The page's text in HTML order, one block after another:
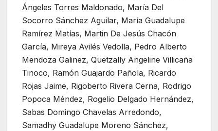
Ángeles Torres Maldonado, María Del
Socorro Sánchez Aguilar, María Guadalupe
Ramírez Matías, Martin De Jesús Chacón
García, Mireya Avilés Vedolla, Pedro Alberto
Mendoza Galinez, Quetzally Angeline Villicaña
Tinoco, Ramón Guajardo Pañola, Ricardo
Rojas Jaime, Rigoberto Rivera Cerna, Rodrigo
Popoca Méndez, Rogelio Delgado Hernández,
Sabas Domingo Chavelas Arredondo,
Samadhy Guadalupe Moreno Sánchez,